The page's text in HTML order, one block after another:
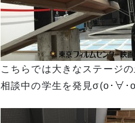
こちらでは大きなステージ
相談中の学生を発見σ(o･∀･